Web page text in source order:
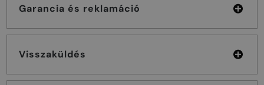
Garancia és reklamáció
Visszaküldés